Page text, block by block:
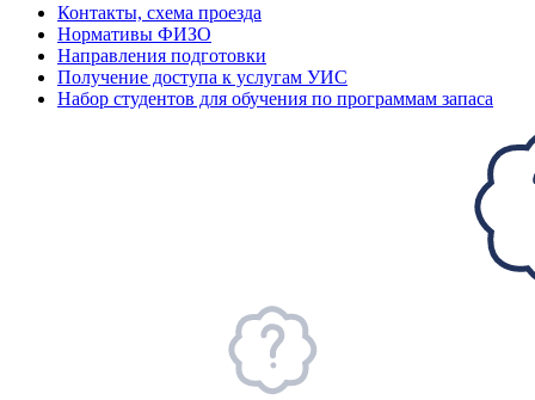
Контакты, схема проезда
Нормативы ФИЗО
Направления подготовки
Получение доступа к услугам УИС
Набор студентов для обучения по программам запаса